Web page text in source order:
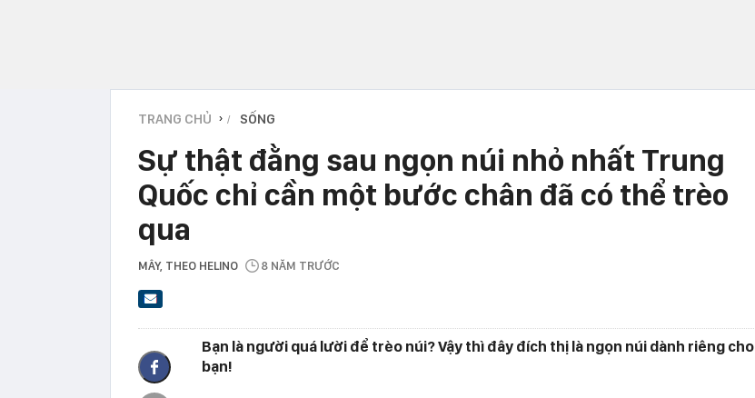
TRANG CHỦ › SỐNG
Sự thật đằng sau ngọn núi nhỏ nhất Trung
Quốc chỉ cần một bước chân đã có thể trèo
qua
MÂY, THEO HELINO 8 NĂM TRƯỚC
Bạn là người quá lười để trèo núi? Vậy thì đây đích thị là ngọn núi dành riêng cho
bạn!